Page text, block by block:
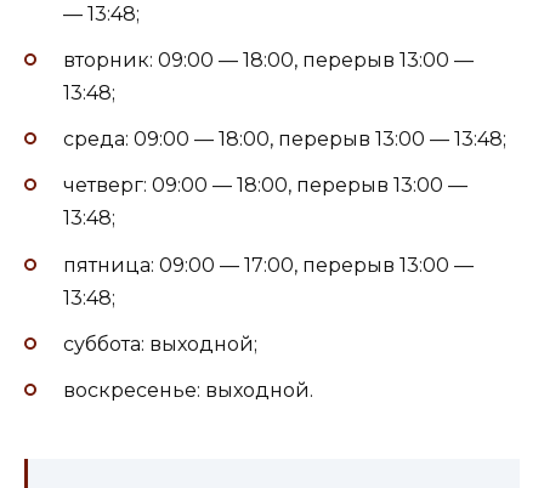
— 13:48;
вторник: 09:00 — 18:00, перерыв 13:00 —
13:48;
среда: 09:00 — 18:00, перерыв 13:00 — 13:48;
четверг: 09:00 — 18:00, перерыв 13:00 —
13:48;
пятница: 09:00 — 17:00, перерыв 13:00 —
13:48;
суббота: выходной;
воскресенье: выходной.